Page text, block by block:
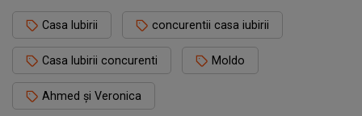
Casa Iubirii concurentii casa iubirii
Casa Iubirii concurenti Moldo
Ahmed și Veronica